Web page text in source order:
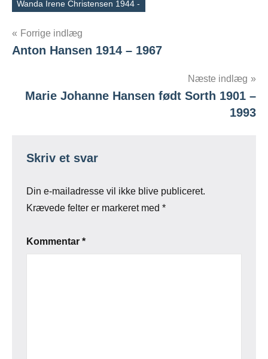
Wanda Irene Christensen 1944 -
Indlægsnavigation
Forrige indlæg
Anton Hansen 1914 – 1967
Næste indlæg
Marie Johanne Hansen født Sorth 1901 –
1993
Skriv et svar
Din e-mailadresse vil ikke blive publiceret.
Krævede felter er markeret med *
Kommentar *